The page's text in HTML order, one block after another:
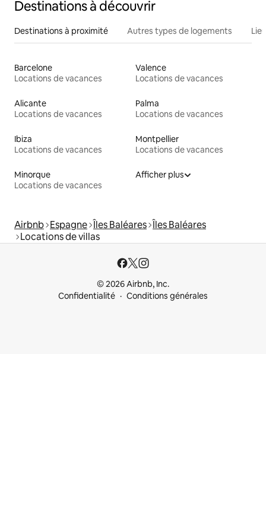
Destinations à découvrir
Destinations à proximité Autres types de logements
Barcelone
Locations de vacances
Valence
Locations de vacances
Alicante
Locations de vacances
Palma
Locations de vacances
Ibiza
Locations de vacances
Montpellier
Locations de vacances
Minorque
Locations de vacances
Afficher plus
Airbnb Espagne Îles Baléares Îles Baléares
Locations de villas
© 2026 Airbnb, Inc.
Confidentialité
Conditions générales